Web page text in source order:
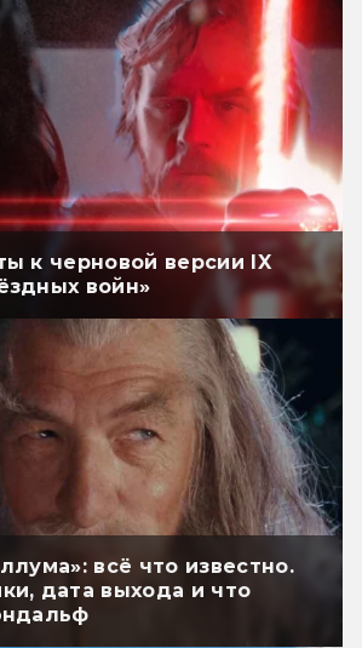
к черновой версии IX
войн»
всё что известно.
дата выхода и что